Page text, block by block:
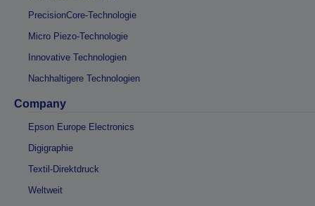
PrecisionCore-Technologie
Micro Piezo-Technologie
Innovative Technologien
Nachhaltigere Technologien
Company
Epson Europe Electronics
Digigraphie
Textil-Direktdruck
Weltweit